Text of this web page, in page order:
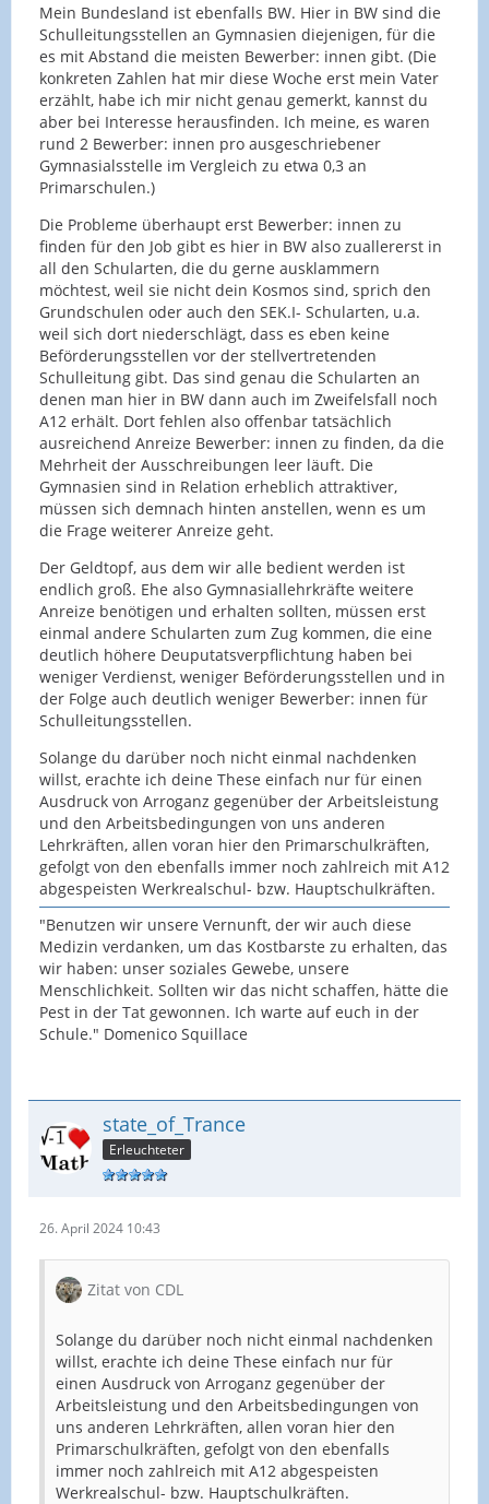
Mein Bundesland ist ebenfalls BW. Hier in BW sind die
Schulleitungsstellen an Gymnasien diejenigen, für die
es mit Abstand die meisten Bewerber: innen gibt. (Die
konkreten Zahlen hat mir diese Woche erst mein Vater
erzählt, habe ich mir nicht genau gemerkt, kannst du
aber bei Interesse herausfinden. Ich meine, es waren
rund 2 Bewerber: innen pro ausgeschriebener
Gymnasialsstelle im Vergleich zu etwa 0,3 an
Primarschulen.)
Die Probleme überhaupt erst Bewerber: innen zu
finden für den Job gibt es hier in BW also zuallererst in
all den Schularten, die du gerne ausklammern
möchtest, weil sie nicht dein Kosmos sind, sprich den
Grundschulen oder auch den SEK.I- Schularten, u.a.
weil sich dort niederschlägt, dass es eben keine
Beförderungsstellen vor der stellvertretenden
Schulleitung gibt. Das sind genau die Schularten an
denen man hier in BW dann auch im Zweifelsfall noch
A12 erhält. Dort fehlen also offenbar tatsächlich
ausreichend Anreize Bewerber: innen zu finden, da die
Mehrheit der Ausschreibungen leer läuft. Die
Gymnasien sind in Relation erheblich attraktiver,
müssen sich demnach hinten anstellen, wenn es um
die Frage weiterer Anreize geht.
Der Geldtopf, aus dem wir alle bedient werden ist
endlich groß. Ehe also Gymnasiallehrkräfte weitere
Anreize benötigen und erhalten sollten, müssen erst
einmal andere Schularten zum Zug kommen, die eine
deutlich höhere Deuputatsverpflichtung haben bei
weniger Verdienst, weniger Beförderungsstellen und in
der Folge auch deutlich weniger Bewerber: innen für
Schulleitungsstellen.
Solange du darüber noch nicht einmal nachdenken
willst, erachte ich deine These einfach nur für einen
Ausdruck von Arroganz gegenüber der Arbeitsleistung
und den Arbeitsbedingungen von uns anderen
Lehrkräften, allen voran hier den Primarschulkräften,
gefolgt von den ebenfalls immer noch zahlreich mit A12
abgespeisten Werkrealschul- bzw. Hauptschulkräften.
"Benutzen wir unsere Vernunft, der wir auch diese
Medizin verdanken, um das Kostbarste zu erhalten, das
wir haben: unser soziales Gewebe, unsere
Menschlichkeit. Sollten wir das nicht schaffen, hätte die
Pest in der Tat gewonnen. Ich warte auf euch in der
Schule." Domenico Squillace
state_of_Trance
Erleuchteter
26. April 2024 10:43
Zitat von CDL
Solange du darüber noch nicht einmal nachdenken
willst, erachte ich deine These einfach nur für
einen Ausdruck von Arroganz gegenüber der
Arbeitsleistung und den Arbeitsbedingungen von
uns anderen Lehrkräften, allen voran hier den
Primarschulkräften, gefolgt von den ebenfalls
immer noch zahlreich mit A12 abgespeisten
Werkrealschul- bzw. Hauptschulkräften.